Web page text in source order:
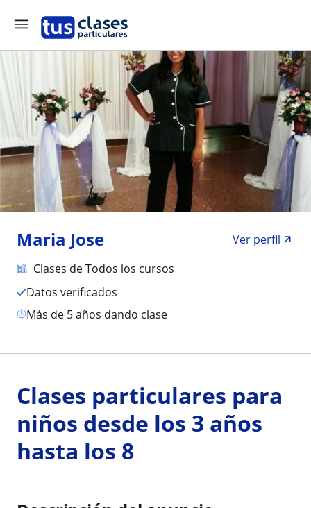
Maria Jose
Ver perfil
Clases de Todos los cursos
Datos verificados
más de 5 años dando clase
Clases particulares para
niños desde los 3 años
hasta los 8